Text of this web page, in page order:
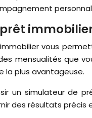
vous
mensualités que
la plus avantageuse.
un simulateur de
des résultats